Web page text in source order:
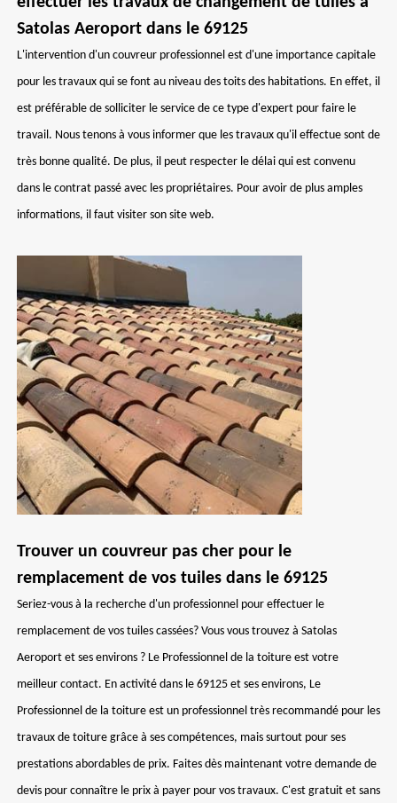
Satolas Aeroport dans le 69125
L'intervention d'un couvreur professionnel est d'une importance capitale
pour les travaux qui se font au niveau des toits des habitations. En effet, il
est préférable de solliciter le service de ce type d'expert pour faire le
travail. Nous tenons à vous informer que les travaux qu'il effectue sont de
très bonne qualité. De plus, il peut respecter le délai qui est convenu
dans le contrat passé avec les propriétaires. Pour avoir de plus amples
informations, il faut visiter son site web.
Trouver un couvreur pas cher pour le
remplacement de vos tuiles dans le 69125
Seriez-vous à la recherche d'un professionnel pour effectuer le
remplacement de vos tuiles cassées? Vous vous trouvez à Satolas
Aeroport et ses environs ? Le Professionnel de la toiture est votre
meilleur contact. En activité dans le 69125 et ses environs, Le
Professionnel de la toiture est un professionnel très recommandé pour les
travaux de toiture grâce à ses compétences, mais surtout pour ses
prestations abordables de prix. Faites dès maintenant votre demande de
devis pour connaître le prix à payer pour vos travaux. C'est gratuit et sans